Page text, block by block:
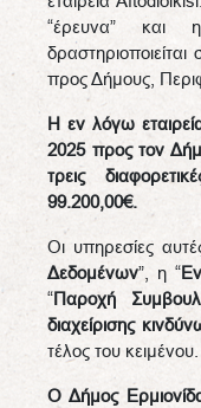
“έρευνα”
προς Δήμους,
Η εν λόγω
2025 προς τον
τρεις
99.200,00€.
Οι υπηρεσίες
Δεδομένων”, η “
“Παροχή
διαχείρισης
τέλος του κειμένου.
Ο Δήμος